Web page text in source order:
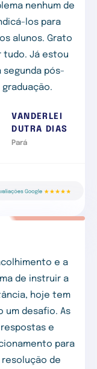
nenhum de
los para
alunos. Grato
tudo. Já estou
segunda pós-
graduação.
VANDERLEI
DUTRA DIAS
Pará
e a
de instruir a
hoje tem
um desafio. As
respostas e
para
resolução de